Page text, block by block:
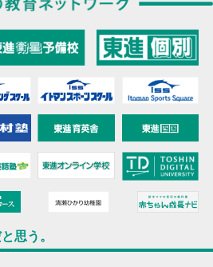
思う。